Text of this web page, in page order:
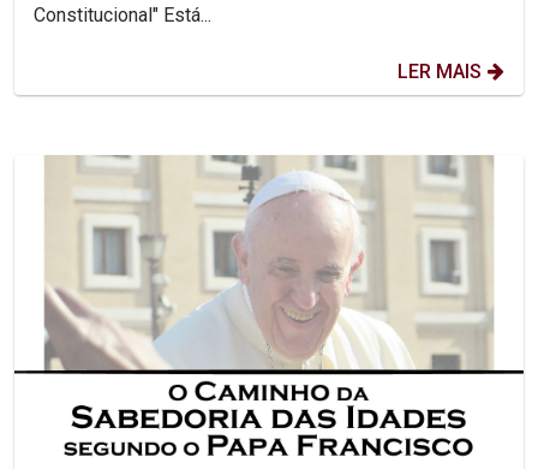
Constitucional" Está...
LER MAIS